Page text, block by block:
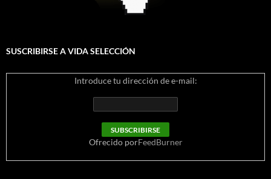
SUSCRIBIRSE A VIDA SELECCIÓN
Introduce tu dirección de e-mail:
Ofrecido porFeedBurner